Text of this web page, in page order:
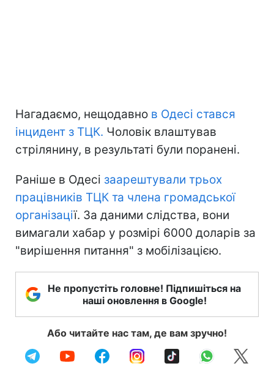
Нагадаємо, нещодавно в Одесі стався
інцидент з ТЦК. Чоловік влаштував
стрілянину, в результаті були поранені.
Раніше в Одесі заарештували трьох
працівників ТЦК та члена громадської
організації. За даними слідства, вони
вимагали хабар у розмірі 6000 доларів за
"вирішення питання" з мобілізацією.
Не пропустіть головне! Підпишіться на
наші оновлення в Google!
Або читайте нас там, де вам зручно!